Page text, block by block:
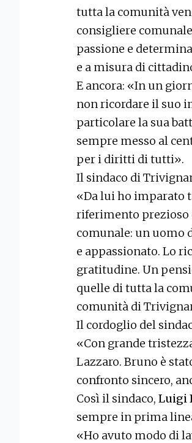
tutta la comunità
consigliere
passione e
e a misura di
E ancora: «In un
non ricordare il suo
particolare la sua
sempre messo al
per i diritti di tutti».
Il sindaco di
«Da lui ho imparato
riferimento
comunale: un uomo
e appassionato. Lo
gratitudine. Un
quelle di tutta la
comunità di
Il cordoglio del
«Con grande
Lazzaro. Bruno è
confronto sincero,
Così il sindaco, Luigi
sempre in prima
«Ho avuto modo di